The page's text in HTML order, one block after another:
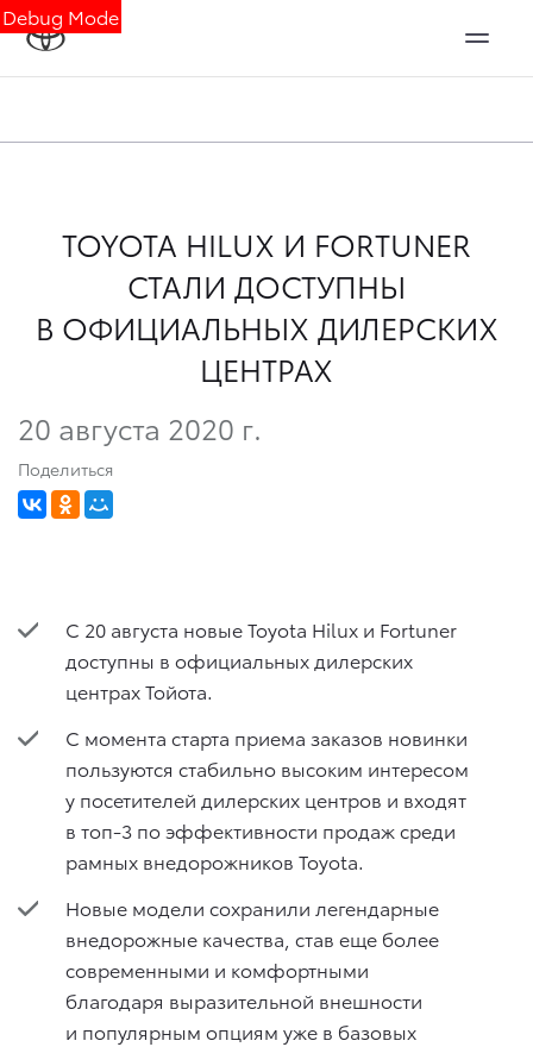
Debug Mode
TOYOTA HILUX И FORTUNER
СТАЛИ ДОСТУПНЫ
В ОФИЦИАЛЬНЫХ ДИЛЕРСКИХ
ЦЕНТРАХ
20 августа 2020 г.
Поделиться
С 20 августа новые Toyota Hilux и Fortuner
доступны в официальных дилерских
центрах Тойота.
С момента старта приема заказов новинки
пользуются стабильно высоким интересом
у посетителей дилерских центров и входят
в топ-3 по эффективности продаж среди
рамных внедорожников Toyota.
Новые модели сохранили легендарные
внедорожные качества, став еще более
современными и комфортными
благодаря выразительной внешности
и популярным опциям уже в базовых